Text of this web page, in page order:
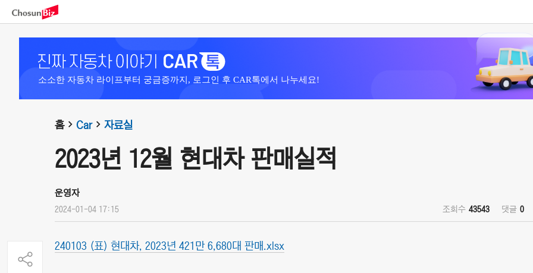
소소한 자동차 라이프부터 궁금증까지, 로그인 후 CAR톡에서 나누세요!
홈 Car 자료실
2023년 12월 현대차 판매실적
운영자
2024-01-04 17:15 조회수 43543 댓글 0
240103 (표) 현대차, 2023년 421만 6,680대 판매.xlsx